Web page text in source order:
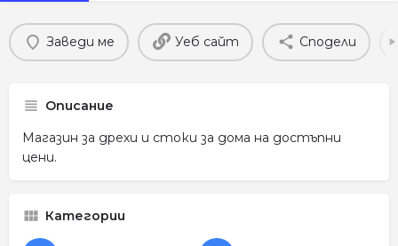
Заведи ме Уеб сайт Сподели
Описание
Магазин за дрехи и стоки за дома на достъпни
цени.
Категории